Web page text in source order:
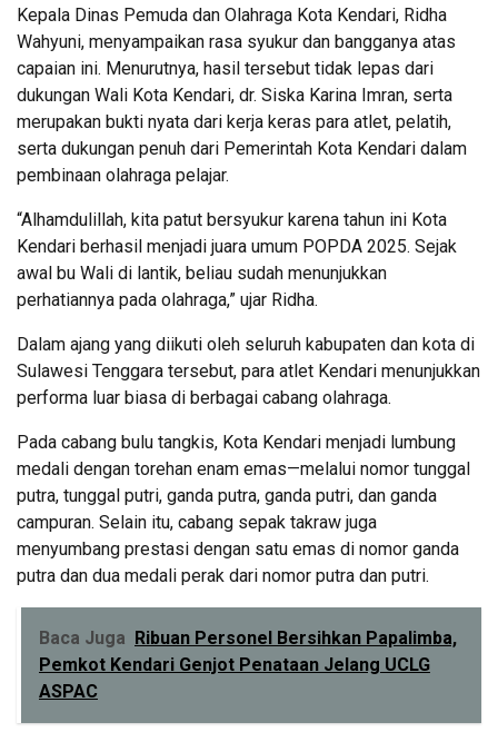
Kepala Dinas Pemuda dan Olahraga Kota Kendari, Ridha
Wahyuni, menyampaikan rasa syukur dan bangganya atas
capaian ini. Menurutnya, hasil tersebut tidak lepas dari
dukungan Wali Kota Kendari, dr. Siska Karina Imran, serta
merupakan bukti nyata dari kerja keras para atlet, pelatih,
serta dukungan penuh dari Pemerintah Kota Kendari dalam
pembinaan olahraga pelajar.
“Alhamdulillah, kita patut bersyukur karena tahun ini Kota
Kendari berhasil menjadi juara umum POPDA 2025. Sejak
awal bu Wali di lantik, beliau sudah menunjukkan
perhatiannya pada olahraga,” ujar Ridha.
Dalam ajang yang diikuti oleh seluruh kabupaten dan kota di
Sulawesi Tenggara tersebut, para atlet Kendari menunjukkan
performa luar biasa di berbagai cabang olahraga.
Pada cabang bulu tangkis, Kota Kendari menjadi lumbung
medali dengan torehan enam emas—melalui nomor tunggal
putra, tunggal putri, ganda putra, ganda putri, dan ganda
campuran. Selain itu, cabang sepak takraw juga
menyumbang prestasi dengan satu emas di nomor ganda
putra dan dua medali perak dari nomor putra dan putri.
Baca Juga
Ribuan Personel Bersihkan Papalimba,
Pemkot Kendari Genjot Penataan Jelang UCLG
ASPAC